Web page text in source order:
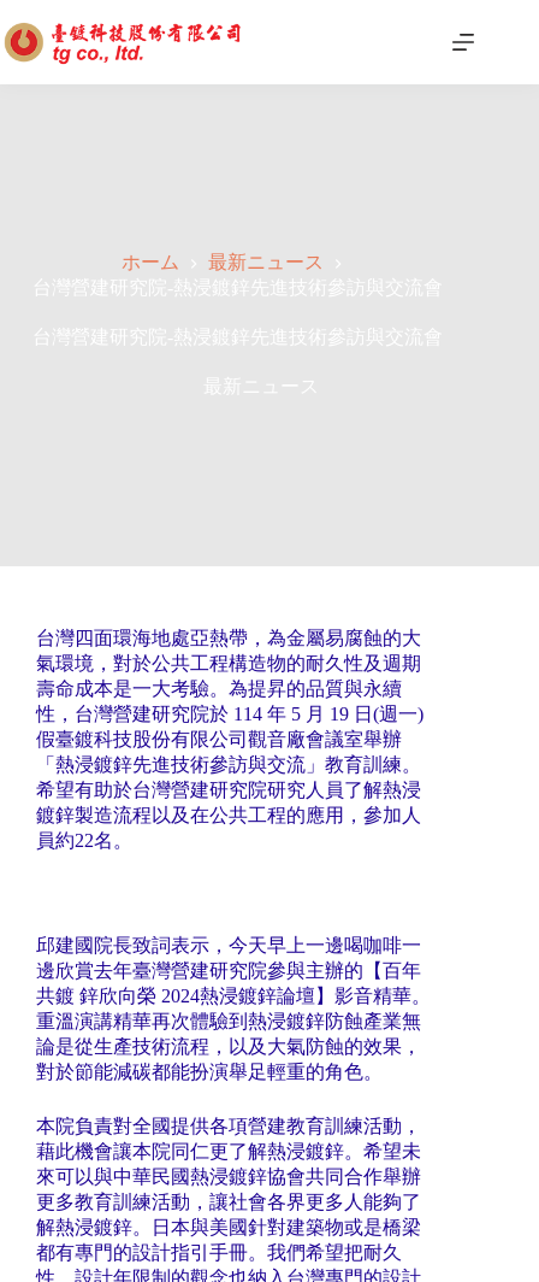
ホーム
最新ニュース
台灣營建研究院-熱浸鍍鋅先進技術參訪與交流會
台灣營建研究院-熱浸鍍鋅先進技術參訪與交流會
最新ニュース
台灣四面環海地處亞熱帶，為金屬易腐蝕的大
氣環境，對於公共工程構造物的耐久性及週期
壽命成本是一大考驗。為提昇的品質與永續
性，台灣營建研究院於 114 年 5 月 19 日(週一)
假臺鍍科技股份有限公司觀音廠會議室舉辦
「熱浸鍍鋅先進技術參訪與交流」教育訓練。
希望有助於台灣營建研究院研究人員了解熱浸
鍍鋅製造流程以及在公共工程的應用，參加人
員約22名。
邱建國院長致詞表示，今天早上一邊喝咖啡一
邊欣賞去年臺灣營建研究院參與主辦的【百年
共鍍 鋅欣向榮 2024熱浸鍍鋅論壇】影音精華。
重溫演講精華再次體驗到熱浸鍍鋅防蝕產業無
論是從生產技術流程，以及大氣防蝕的效果，
對於節能減碳都能扮演舉足輕重的角色。
本院負責對全國提供各項營建教育訓練活動，
藉此機會讓本院同仁更了解熱浸鍍鋅。希望未
來可以與中華民國熱浸鍍鋅協會共同合作舉辦
更多教育訓練活動，讓社會各界更多人能夠了
解熱浸鍍鋅。日本與美國針對建築物或是橋梁
都有專門的設計指引手冊。我們希望把耐久
性、設計年限制的觀念也納入台灣專門的設計